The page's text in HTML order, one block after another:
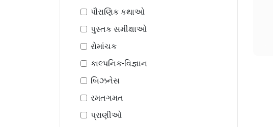
પૌરાણિક કથાઓ
પુસ્તક સમીક્ષાઓ
રોમાંચક
કાલ્પનિક-વિજ્ઞાન
બિઝનેસ
રમતગમત
પ્રાણીઓ